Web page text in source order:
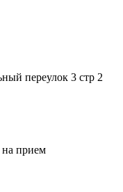
переулок 3 стр 2